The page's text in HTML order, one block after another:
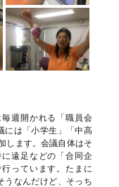
週開かれる「職員会
には「小学生」「中高
します。会議自体はそ
遠足などの「合同企
っています。たまに
うなんだけど、そっち